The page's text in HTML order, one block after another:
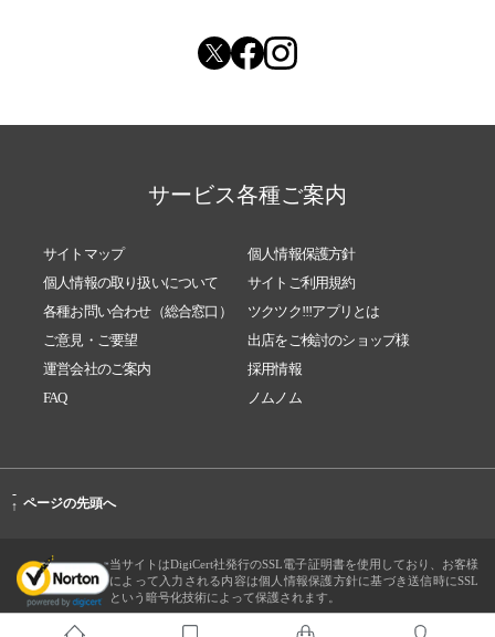
サービス各種ご案内
サイトマップ
個人情報保護方針
個人情報の取り扱いについて
サイトご利用規約
各種お問い合わせ（総合窓口）
ツクツク!!!アプリとは
ご意見・ご要望
出店をご検討のショップ様
運営会社のご案内
採用情報
FAQ
ノムノム
-
↑ ページの先頭へ
当サイトはDigiCert社発行のSSL電子証明書を使用しており、お客様
によって入力される内容は個人情報保護方針に基づき送信時にSSL
という暗号化技術によって保護されます。